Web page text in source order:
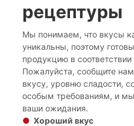
рецептуры
Мы понимаем, что вкусы
уникальны, поэтому
продукцию в
Пожалуйста, сообщите
вкусу, уровню сладости,
особым требованиям, и
ваши ожидания.
● Хороший вкус